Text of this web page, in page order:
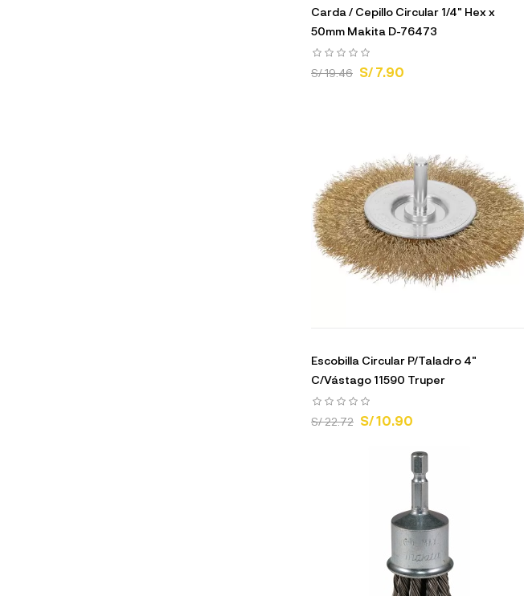
Carda / Cepillo Circular 1/4" Hex x
50mm Makita D-76473
S/ 19.46 S/ 7.90
Escobilla Circular P/Taladro 4"
C/Vástago 11590 Truper
S/ 22.72 S/ 10.90